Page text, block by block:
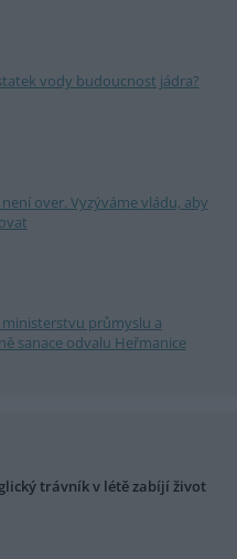
vody budoucnost jádra?
over. Vyzýváme vládu, aby
průmyslu a
sanace odvalu Heřmanice
trávník v létě zabíjí život